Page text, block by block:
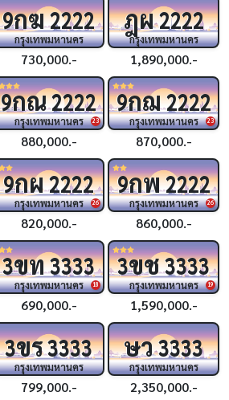
9กฆ2222
กรุงเทพมหานคร
730,000.-
ฎผ2222
กรุงเทพมหานคร
1,890,000.-
23
9กณ2222
กรุงเทพมหานคร
880,000.-
23
9กฌ2222
กรุงเทพมหานคร
870,000.-
26
9กผ2222
กรุงเทพมหานคร
820,000.-
26
9กพ2222
กรุงเทพมหานคร
860,000.-
18
3ขท3333
กรุงเทพมหานคร
690,000.-
19
3ขช3333
กรุงเทพมหานคร
1,590,000.-
3ขร3333
กรุงเทพมหานคร
799,000.-
ษว3333
กรุงเทพมหานคร
2,350,000.-